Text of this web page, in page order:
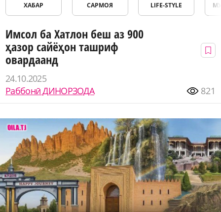
ХАБАР САРМОЯ LIFE-STYLE
Имсол ба Хатлон беш аз 900
ҳазор сайёҳон ташриф
овардаанд
24.10.2025
Раббонӣ ДИНОРЗОДА
821